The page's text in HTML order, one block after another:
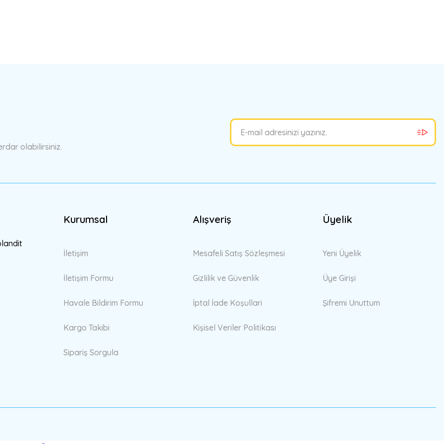
olabilirsiniz.
Kurumsal
İletişim
İletişim Formu
Havale Bildirim Formu
Kargo Takibi
Sipariş Sorgula
Alışveriş
Mesafeli Satış Sözleşmesi
Gizlilik ve Güvenlik
İptal İade Koşullari
Kişisel Veriler Politikası
Üyelik
Yeni Üyelik
Üye Girişi
Şifremi Unuttum